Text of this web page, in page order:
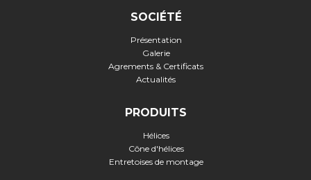
SOCIÉTÉ
Présentation
Galerie
Agrements & Certificats
Actualités
PRODUITS
Hélices
Cône d'hélices
Entretoises de montage